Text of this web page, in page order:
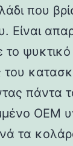
που
Είναι
το
του
πάντα
OEM
τα